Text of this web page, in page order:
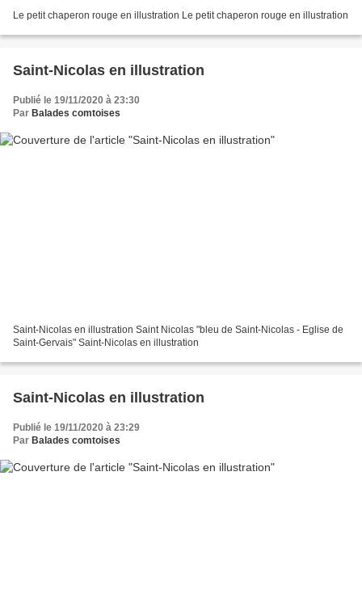
Le petit chaperon rouge en illustration Le petit chaperon rouge en illustration
Saint-Nicolas en illustration
Publié le 19/11/2020 à 23:30
Par Balades comtoises
Saint-Nicolas en illustration Saint Nicolas "bleu de Saint-Nicolas - Eglise de
Saint-Gervais" Saint-Nicolas en illustration
Saint-Nicolas en illustration
Publié le 19/11/2020 à 23:29
Par Balades comtoises